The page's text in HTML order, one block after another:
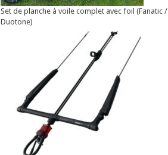
Set de planche à voile complet avec foil (Fanatic /
Duotone)